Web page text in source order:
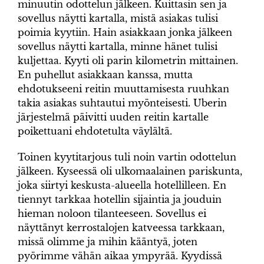
minuutin odottelun jälkeen. Kuittasin sen ja
sovellus näytti kartalla, mistä asiakas tulisi
poimia kyytiin. Hain asiakkaan jonka jälkeen
sovellus näytti kartalla, minne hänet tulisi
kuljettaa. Kyyti oli parin kilometrin mittainen.
En puhellut asiakkaan kanssa, mutta
ehdotukseeni reitin muuttamisesta ruuhkan
takia asiakas suhtautui myönteisesti. Uberin
järjestelmä päivitti uuden reitin kartalle
poikettuani ehdotetulta väylältä.
Toinen kyytitarjous tuli noin vartin odottelun
jälkeen. Kyseessä oli ulkomaalainen pariskunta,
joka siirtyi keskusta-alueella hotellilleen. En
tiennyt tarkkaa hotellin sijaintia ja jouduin
hieman noloon tilanteeseen. Sovellus ei
näyttänyt kerrostalojen katveessa tarkkaan,
missä olimme ja mihin kääntyä, joten
pyörimme vähän aikaa ympyrää. Kyydissä